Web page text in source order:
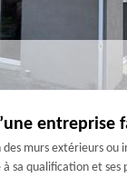
murs extérieurs
sa qualification et ses